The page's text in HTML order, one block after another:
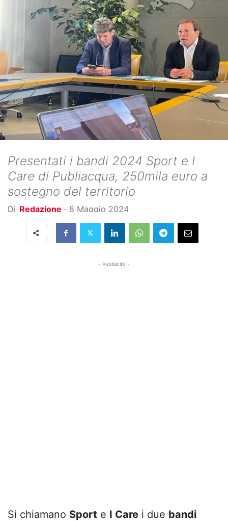
Presentati i bandi 2024 Sport e I
Care di Publiacqua, 250mila euro a
sostegno del territorio
Di Redazione - 8 Maggio 2024
- Pubblicità -
Si chiamano Sport e I Care i due bandi